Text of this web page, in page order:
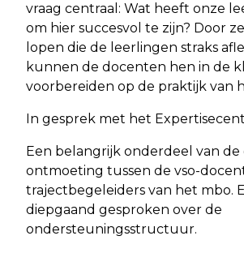
vraag centraal: Wat heeft onze
om hier succesvol te zijn? Door
lopen die de leerlingen straks
kunnen de docenten hen in de
voorbereiden op de praktijk van
​In gesprek met het
Een belangrijk onderdeel van de
ontmoeting tussen de vso-
trajectbegeleiders van het mbo.
diepgaand gesproken over de
ondersteuningsstructuur.